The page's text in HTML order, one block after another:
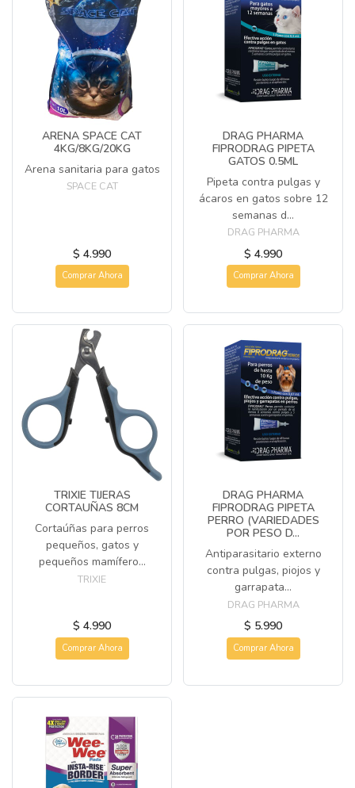
ARENA SPACE CAT
4KG/8KG/20KG
Arena sanitaria para gatos
SPACE CAT
$ 4.990
Comprar Ahora
DRAG PHARMA
FIPRODRAG PIPETA
GATOS 0.5ML
Pipeta contra pulgas y
ácaros en gatos sobre 12
semanas d...
DRAG PHARMA
$ 4.990
Comprar Ahora
TRIXIE TIJERAS
CORTAUÑAS 8CM
Cortaúñas para perros
pequeños, gatos y
pequeños mamífero...
TRIXIE
$ 4.990
Comprar Ahora
DRAG PHARMA
FIPRODRAG PIPETA
PERRO (VARIEDADES
POR PESO D...
Antiparasitario externo
contra pulgas, piojos y
garrapata...
DRAG PHARMA
$ 5.990
Comprar Ahora